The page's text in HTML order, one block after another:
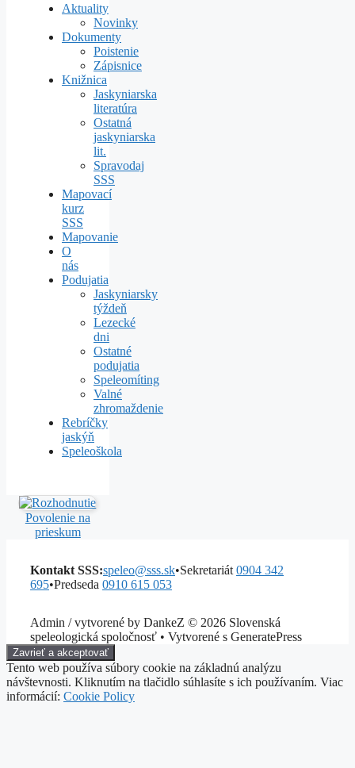
Aktuality
Novinky
Dokumenty
Poistenie
Zápisnice
Knižnica
Jaskyniarska
literatúra
Ostatná
jaskyniarska
lit.
Spravodaj
SSS
Mapovací
kurz
SSS
Mapovanie
O
nás
Podujatia
Jaskyniarsky
týždeň
Lezecké
dni
Ostatné
podujatia
Speleomíting
Valné
zhromaždenie
Rebríčky
jaskýň
Speleoškola
Povolenie na
prieskum
Kontakt SSS:speleo@sss.sk•Sekretariát 0904 342
695•Predseda 0910 615 053
Admin / vytvorené by DankeZ © 2026 Slovenská
speleologická spoločnosť • Vytvorené s GeneratePress
Tento web používa súbory cookie na základnú analýzu
návštevnosti. Kliknutím na tlačidlo súhlasíte s ich používaním. Viac
informácií: Cookie Policy